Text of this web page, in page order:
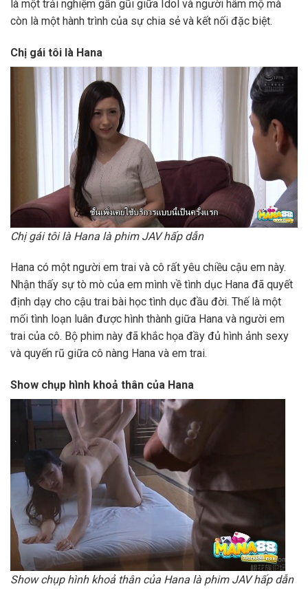
là một trải nghiệm gần gũi giữa Idol và người hâm mộ mà
còn là một hành trình của sự chia sẻ và kết nối đặc biệt.
Chị gái tôi là Hana
Chị gái tôi là Hana là phim JAV hấp dẫn
Hana có một người em trai và cô rất yêu chiều cậu em này.
Nhận thấy sự tò mò của em mình về tình dục Hana đã quyết
định dạy cho cậu trai bài học tình dục đầu đời. Thế là một
mối tình loạn luân được hình thành giữa Hana và người em
trai của cô. Bộ phim này đã khắc họa đầy đủ hình ảnh sexy
và quyến rũ giữa cô nàng Hana và em trai.
Show chụp hình khoả thân của Hana
Show chụp hình khoả thân của Hana là phim JAV hấp dẫn